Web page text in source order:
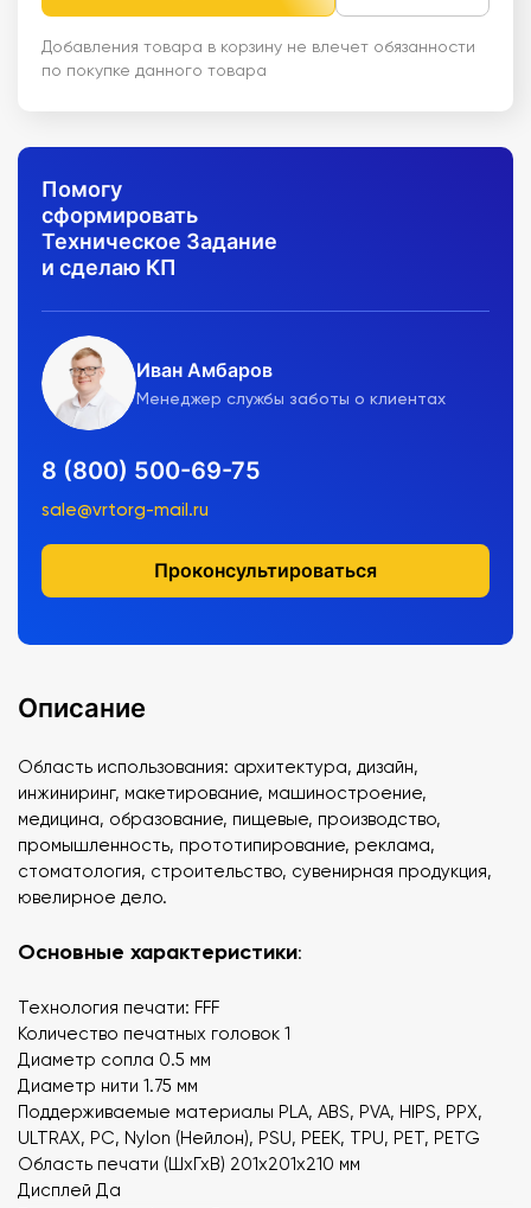
Добавления товара в корзину не влечет обязанности
по покупке данного товара
Помогу
сформировать
Техническое Задание
и сделаю КП
Иван Амбаров
Менеджер службы заботы о клиентах
8 (800) 500-69-75
sale@vrtorg-mail.ru
Проконсультироваться
Описание
Область использования: архитектура, дизайн,
инжиниринг, макетирование, машиностроение,
медицина, образование, пищевые, производство,
промышленность, прототипирование, реклама,
стоматология, строительство, сувенирная продукция,
ювелирное дело.
Основные характеристики:
Технология печати: FFF
Количество печатных головок 1
Диаметр сопла 0.5 мм
Диаметр нити 1.75 мм
Поддерживаемые материалы PLA, ABS, PVA, HIPS, PPX,
ULTRAX, PC, Nylon (Нейлон), PSU, PEEK, TPU, PET, PETG
Область печати (ШхГхВ) 201x201x210 мм
Дисплей Да